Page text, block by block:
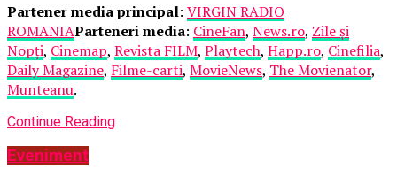
Partener media principal: VIRGIN RADIO
ROMANIAParteneri media: CineFan, News.ro, Zile și
Nopți, Cinemap, Revista FILM, Playtech, Happ.ro, Cinefilia,
Daily Magazine, Filme-carti, MovieNews, The Movienator,
Munteanu.
Continue Reading
Eveniment